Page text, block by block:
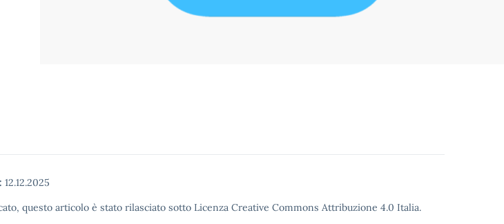
12.12.2025
questo articolo è stato rilasciato sotto Licenza Creative Commons Attribuzione 4.0 Italia.